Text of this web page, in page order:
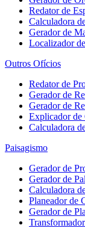
Redator de
Calculadora
Gerador de
Localizador
Outros Ofícios
Redator de
Gerador de
Gerador de
Explicador de
Calculadora
Paisagismo
Gerador de
Gerador de
Calculadora
Planeador de
Gerador de